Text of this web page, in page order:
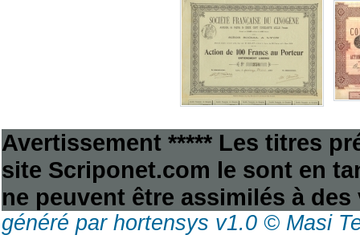
Avertissement ***** Les titres
site Scriponet.com le sont en
ne peuvent être assimilés à
généré par hortensys v1.0 © Masi